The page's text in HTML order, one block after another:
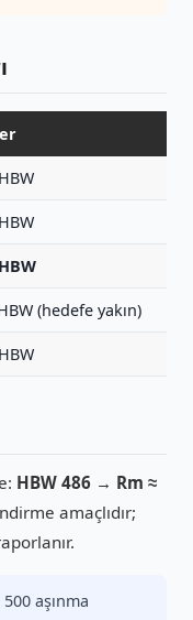
(hedefe yakın)
HBW 486 → Rm ≈
amaçlıdır;
aşınma